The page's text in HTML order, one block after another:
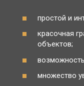
простой и
красочная
объектов;
множество